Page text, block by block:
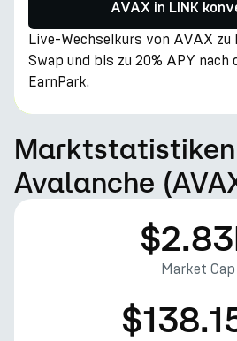
AVAX in LINK
Live-Wechselkurs von AVAX
Swap und bis zu 20% APY nach
EarnPark.
Marktstatistiken
Avalanche
Market Cap